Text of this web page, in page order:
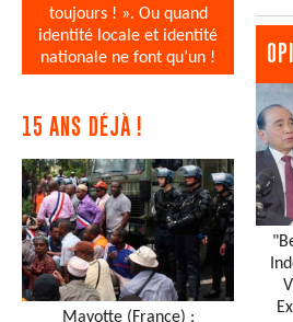
toujours ! ». Ou quand
identité locale et identité
nationale ne font qu’un !
15 ANS DÉJÀ !
Mayotte (France) :